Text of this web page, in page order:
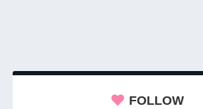
FOLLOW